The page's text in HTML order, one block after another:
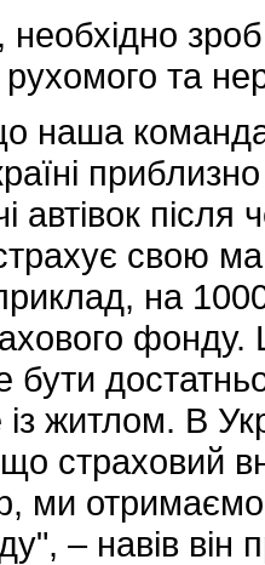
рухомого та
наша команда
автівок
свою
на
фонду.
із житлом. В
страховий
ми
– навів він